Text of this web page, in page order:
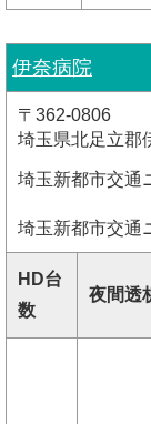
伊奈病院
〒362-0806
埼玉県北足立郡
埼玉新都市交
埼玉新都市交
HD台
数
夜間透